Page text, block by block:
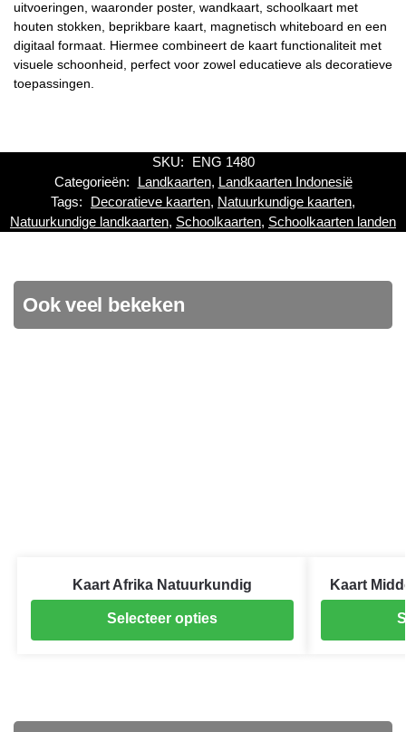
uitvoeringen, waaronder poster, wandkaart, schoolkaart met
houten stokken, beprikbare kaart, magnetisch whiteboard en een
digitaal formaat. Hiermee combineert de kaart functionaliteit met
visuele schoonheid, perfect voor zowel educatieve als decoratieve
toepassingen.
SKU:
ENG 1480
Categorieën:
Landkaarten, Landkaarten Indonesië
Tags:
Decoratieve kaarten, Natuurkundige kaarten,
Natuurkundige landkaarten, Schoolkaarten, Schoolkaarten landen
Ook veel bekeken
Kaart Afrika Natuurkundig
Selecteer opties
Kaart